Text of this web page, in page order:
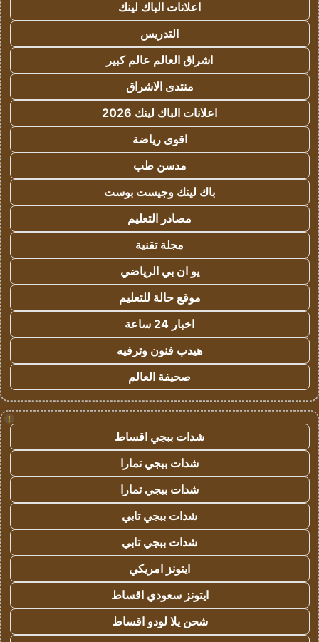
اعلانات الباك لينك
التدريس
اشراق العالم عالم كبير
منتدى الاشراق
اعلانات الباك لينك 2026
اقوى رياضة
مدسن طب
باك لينك وجيست بوست
مصادر التعليم
مجلة تقنية
يو ان بي الرياضي
موقع حالة للتعليم
اخبار 24 ساعة
هيدب فنون وترفيه
صحيفة العالم
!
شدات ببجي اقساط
شدات ببجي تمارا
شدات ببجي تمارا
شدات ببجي تابي
شدات ببجي تابي
ايتونز امريكي
ايتونز سعودي اقساط
شحن يلا لودو اقساط